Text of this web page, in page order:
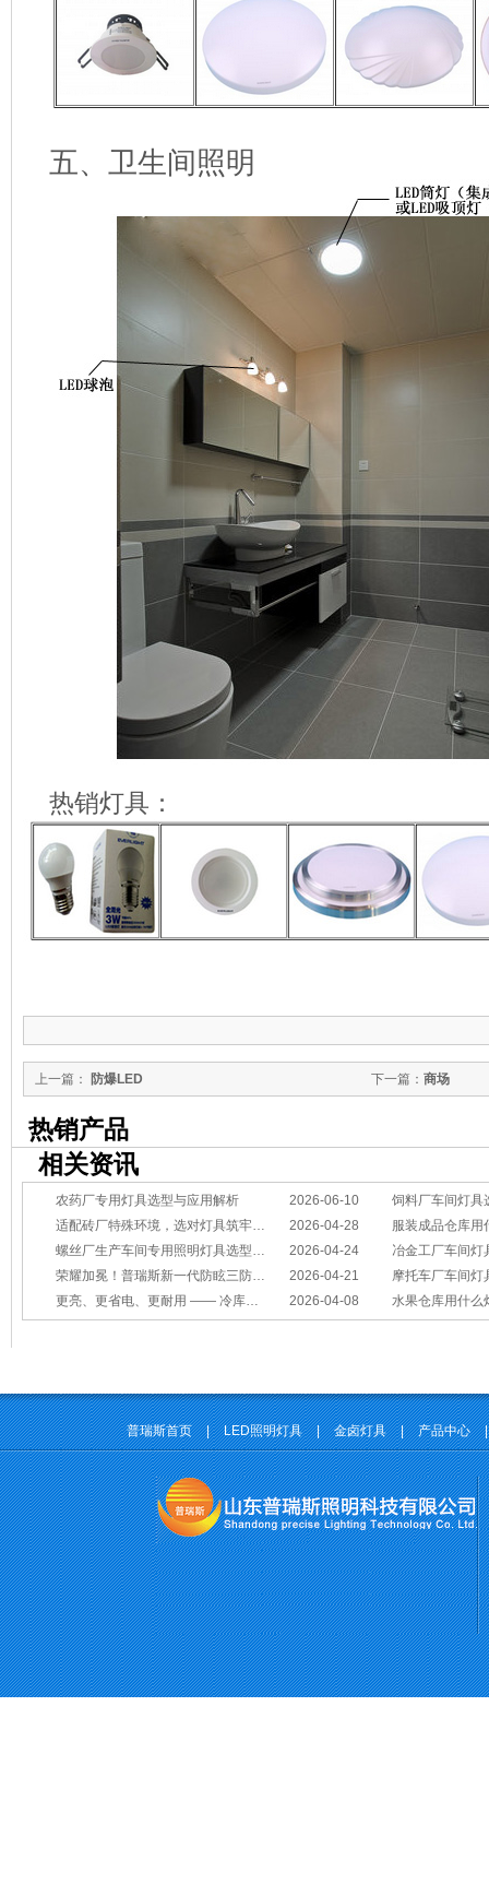
五、卫生间照明
热销灯具：
下一篇： 商场
上一篇： 防爆LED
热销产品
相关资讯
2026-06-10
农药厂专用灯具选型与应用解析
饲料厂车间灯具
2026-04-28
适配砖厂特殊环境，选对灯具筑牢生产安全线
服装成品仓库用
2026-04-24
螺丝厂生产车间专用照明灯具选型方案
冶金工厂车间灯具选型指南：
2026-04-21
荣耀加冕！普瑞斯新一代防眩三防灯BC-L斩获2026阿拉丁神灯奖
摩托车厂车间灯具怎么选？
2026-04-08
更亮、更省电、更耐用 —— 冷库照明优选 水果仓库用什么
普瑞斯首页 | LED照明灯具 | 金卤灯具 | 产品中心 |